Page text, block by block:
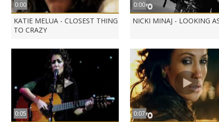
0:00
KATIE MELUA - CLOSEST THING
TO CRAZY
0:00
NICKI MINAJ - LOOKING
0:05 0:07